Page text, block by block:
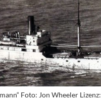
Foto: Jon Wheeler Lizenz: